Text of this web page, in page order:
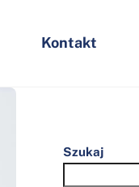
Kontakt
Szukaj